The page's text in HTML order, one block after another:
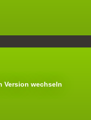
Version wechseln